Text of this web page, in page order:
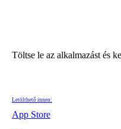
Töltse le az alkalmazást és
Letölthető innen:
App Store